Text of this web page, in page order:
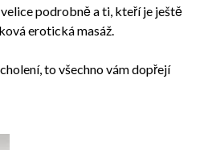
podrobně a ti, kteří je ještě
erotická masáž.
to všechno vám dopřejí